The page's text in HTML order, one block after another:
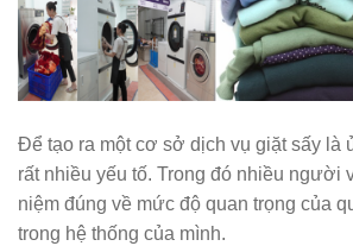
Để tạo ra một cơ sở dịch vụ giặt sấy là
rất nhiều yếu tố. Trong đó nhiều người
niệm đúng về mức độ quan trọng của
trong hệ thống của mình.